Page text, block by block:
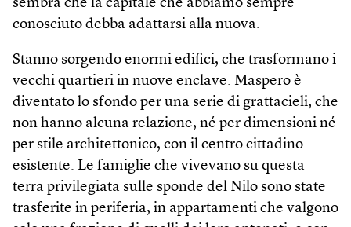
sembra che la capitale che abbiamo sempre
conosciuto debba adattarsi alla nuova.
Stanno sorgendo enormi edifici, che trasformano i
vecchi quartieri in nuove enclave. Maspero è
diventato lo sfondo per una serie di grattacieli, che
non hanno alcuna relazione, né per dimensioni né
per stile architettonico, con il centro cittadino
esistente. Le famiglie che vivevano su questa
terra privilegiata sulle sponde del Nilo sono state
trasferite in periferia, in appartamenti che valgono